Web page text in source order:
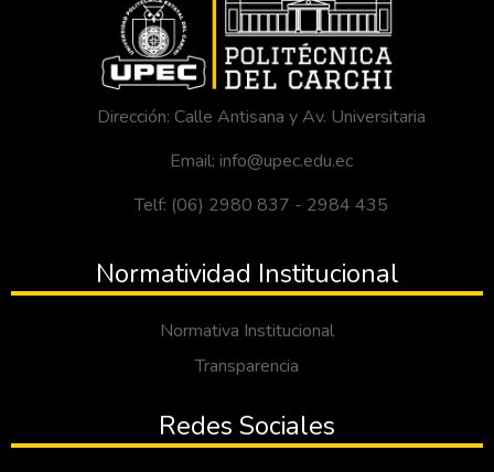
Dirección: Calle Antisana y Av. Universitaria
Email: info@upec.edu.ec
Telf: (06) 2980 837 - 2984 435
Normatividad Institucional
Normativa Institucional
Transparencia
Redes Sociales